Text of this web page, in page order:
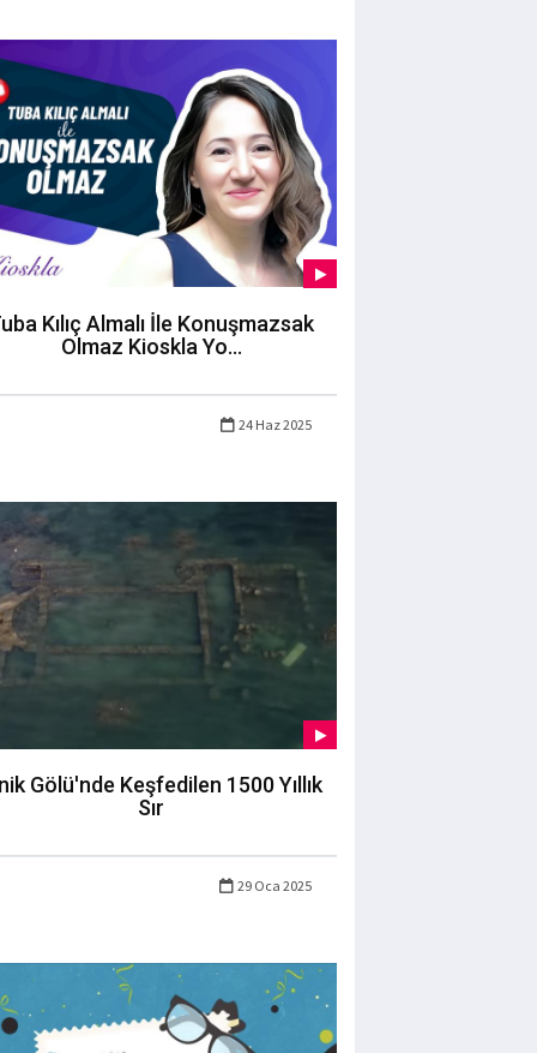
Kılıç Almalı İle Konuşmazsak
Olmaz Kioskla Yo...
24 Haz 2025
Gölü'nde Keşfedilen 1500 Yıllık
Sır
29 Oca 2025